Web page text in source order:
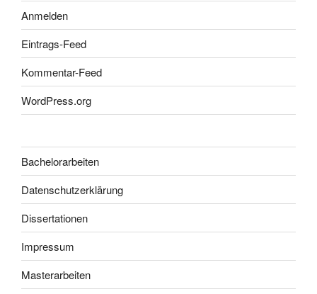
Anmelden
Eintrags-Feed
Kommentar-Feed
WordPress.org
Bachelorarbeiten
Datenschutzerklärung
Dissertationen
Impressum
Masterarbeiten